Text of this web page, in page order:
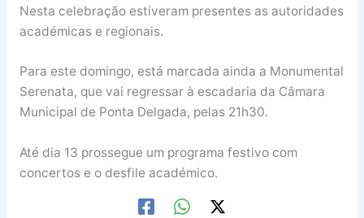
Nesta celebração estiveram presentes as autoridades
académicas e regionais.
Para este domingo, está marcada ainda a Monumental
Serenata, que vai regressar à escadaria da Câmara
Municipal de Ponta Delgada, pelas 21h30.
Até dia 13 prossegue um programa festivo com
concertos e o desfile académico.